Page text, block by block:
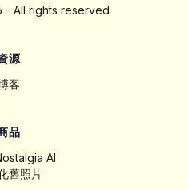
- All rights reserved
源
客
品
AI
舊照片